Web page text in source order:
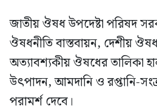
জাতীয় ঔষধ উপদেষ্টা পরিষদ
ঔষধনীতি বাস্তবায়ন, দেশীয়
অত্যাবশ্যকীয় ঔষধের তালিকা
উৎপাদন, আমদানি ও রপ্তানি-
পরামর্শ দেবে।